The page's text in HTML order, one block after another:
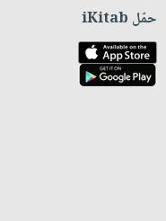
حمّل iKitab